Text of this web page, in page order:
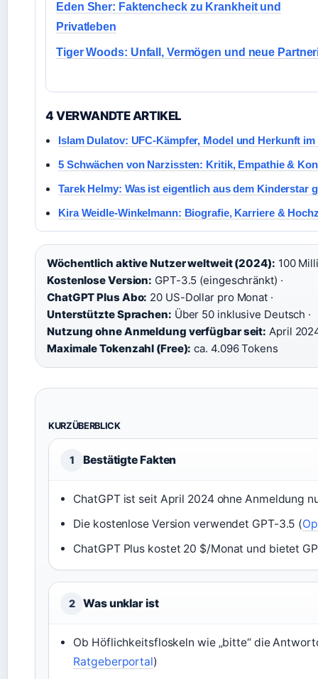
Eden Sher: Faktencheck zu Krankheit und
Privatleben
Tiger Woods: Unfall, Vermögen und neue
4 VERWANDTE ARTIKEL
Islam Dulatov: UFC-Kämpfer, Model und Herkunft
5 Schwächen von Narzissten: Kritik, Empathie &
Tarek Helmy: Was ist eigentlich aus dem Kinderstar
Kira Weidle-Winkelmann: Biografie, Karriere &
Wöchentlich aktive Nutzer weltweit (2024): 100
Kostenlose Version: GPT-3.5 (eingeschränkt) ·
ChatGPT Plus Abo: 20 US-Dollar pro Monat ·
Unterstützte Sprachen: Über 50 inklusive Deutsch ·
Nutzung ohne Anmeldung verfügbar seit: April
Maximale Tokenzahl (Free): ca. 4.096 Tokens
KURZÜBERBLICK
1 Bestätigte Fakten
ChatGPT ist seit April 2024 ohne Anmeldung
Die kostenlose Version verwendet GPT-3.5 (
ChatGPT Plus kostet 20 $/Monat und bietet
2 Was unklar ist
Ob Höflichkeitsfloskeln wie „bitte“ die
Ratgeberportal)